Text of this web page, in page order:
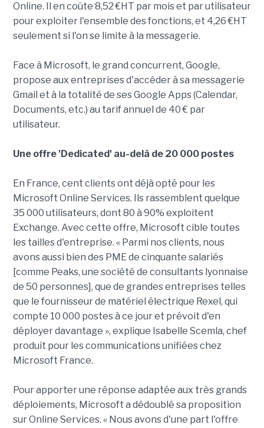
Online. Il en coûte 8,52 €HT par mois et par utilisateur
pour exploiter l'ensemble des fonctions, et 4,26 €HT
seulement si l'on se limite à la messagerie.
Face à Microsoft, le grand concurrent, Google,
propose aux entreprises d'accéder à sa messagerie
Gmail et à la totalité de ses Google Apps (Calendar,
Documents, etc.) au tarif annuel de 40 € par
utilisateur.
Une offre 'Dedicated' au-delà de 20 000 postes
En France, cent clients ont déjà opté pour les
Microsoft Online Services. Ils rassemblent quelque
35 000 utilisateurs, dont 80 à 90% exploitent
Exchange. Avec cette offre, Microsoft cible toutes
les tailles d'entreprise. « Parmi nos clients, nous
avons aussi bien des PME de cinquante salariés
[comme Peaks, une société de consultants lyonnaise
de 50 personnes], que de grandes entreprises telles
que le fournisseur de matériel électrique Rexel, qui
compte 10 000 postes à ce jour et prévoit d'en
déployer davantage », explique Isabelle Scemla, chef
produit pour les communications unifiées chez
Microsoft France.
Pour apporter une réponse adaptée aux très grands
déploiements, Microsoft a dédoublé sa proposition
sur Online Services. « Nous avons d'une part l'offre